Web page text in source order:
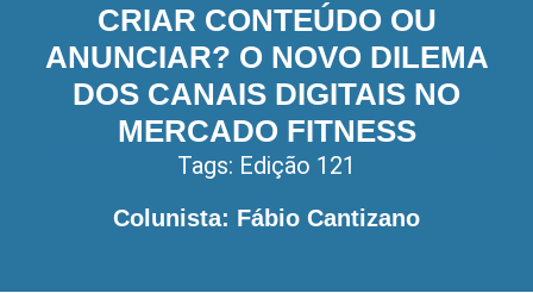
CRIAR CONTEÚDO OU
ANUNCIAR? O NOVO DILEMA
DOS CANAIS DIGITAIS NO
MERCADO FITNESS
Tags: Edição 121
Colunista: Fábio Cantizano